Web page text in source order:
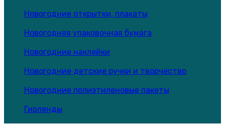
Новогодние открытки, плакаты
Новогодняя упаковочная бумага
Новогодние наклейки
Новогодние детские ручки и творчество
Новогодние полиэтиленовые пакеты
Гирлянды